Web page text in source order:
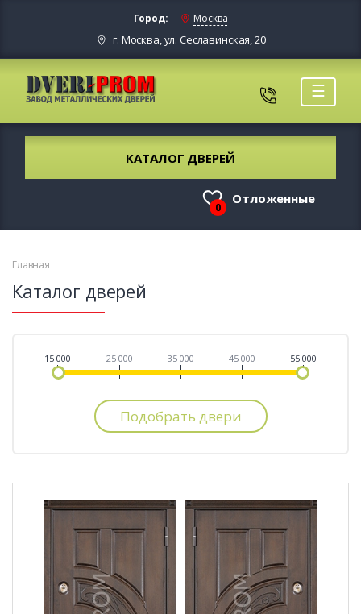
Город: Москва
г. Москва, ул. Сеславинская, 20
☰
КАТАЛОГ ДВЕРЕЙ
0
Отложенные
Главная
Каталог дверей
15 000 25 000 35 000 45 000 55 000